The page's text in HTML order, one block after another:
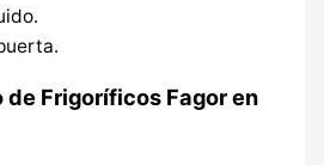
Frigoríficos Fagor en